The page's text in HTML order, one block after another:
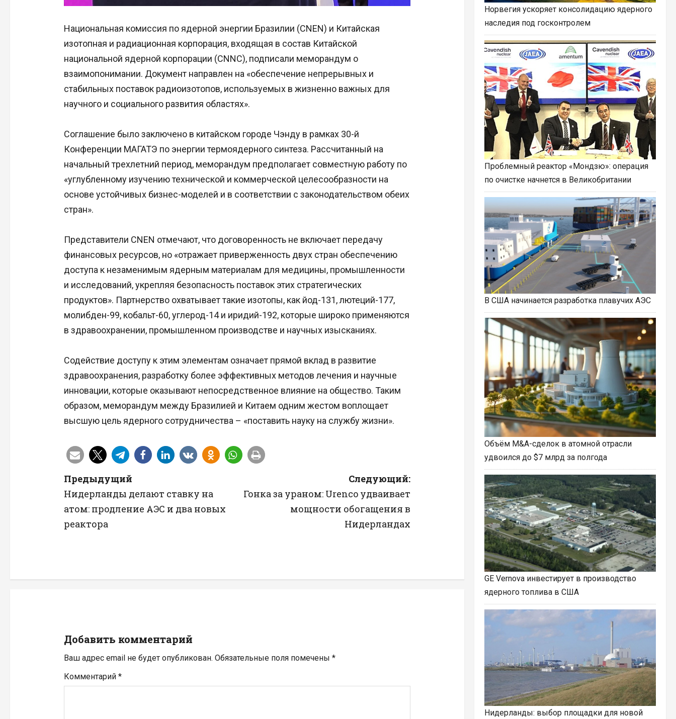
Национальная комиссия по ядерной энергии Бразилии (CNEN) и Китайская
изотопная и радиационная корпорация, входящая в состав Китайской
национальной ядерной корпорации (CNNC), подписали меморандум о
взаимопонимании. Документ направлен на «обеспечение непрерывных и
стабильных поставок радиоизотопов, используемых в жизненно важных для
научного и социального развития областях».
Соглашение было заключено в китайском городе Чэнду в рамках 30-й
Конференции МАГАТЭ по энергии термоядерного синтеза. Рассчитанный на
начальный трехлетний период, меморандум предполагает совместную работу по
«углубленному изучению технической и коммерческой целесообразности на
основе устойчивых бизнес-моделей и в соответствии с законодательством обеих
стран».
Представители CNEN отмечают, что договоренность не включает передачу
финансовых ресурсов, но «отражает приверженность двух стран обеспечению
доступа к незаменимым ядерным материалам для медицины, промышленности
и исследований, укрепляя безопасность поставок этих стратегических
продуктов». Партнерство охватывает такие изотопы, как йод-131, лютеций-177,
молибден-99, кобальт-60, углерод-14 и иридий-192, которые широко применяются
в здравоохранении, промышленном производстве и научных изысканиях.
Содействие доступу к этим элементам означает прямой вклад в развитие
здравоохранения, разработку более эффективных методов лечения и научные
инновации, которые оказывают непосредственное влияние на общество. Таким
образом, меморандум между Бразилией и Китаем одним жестом воплощает
высшую цель ядерного сотрудничества – «поставить науку на службу жизни».
Н
а
в
а
я
п
о
Предыдущий
Нидерланды делают ставку на
атом: продление АЭС и два новых
реактора
Следующий:
Гонка за ураном: Urenco удваивает
мощности обогащения в
Нидерландах
Добавить комментарий
Ваш адрес email не будет опубликован. Обязательные поля помечены *
Комментарий *
Норвегия ускоряет консолидацию ядерного
наследия под госконтролем
Проблемный реактор «Мондзю»: операция
по очистке начнется в Великобритании
В США начинается разработка плавучих АЭС
Объём M&A-сделок в атомной отрасли
удвоился до $7 млрд за полгода
GE Vernova инвестирует в производство
ядерного топлива в США
Нидерланды: выбор площадки для новой